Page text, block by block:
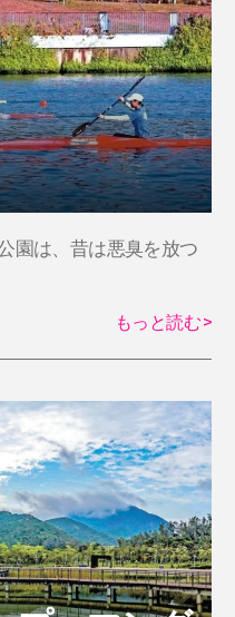
園は、昔は悪臭を放つ
もっと読む>